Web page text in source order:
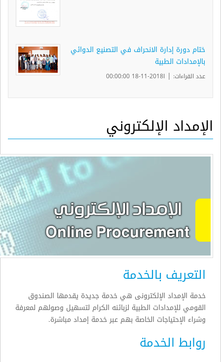
ختام دورة إدارة الانحراف في التصنيع الدوائي
بالإمدادات الطبية
عدد القراءات: | ا2018-11-18 00:00:00
الإمداد الإلكتروني
التعريف بالخدمة
خدمة الإمداد الإلكترونى هي خدمة جديدة يقدمها الصندوق
القومي للإمدادات الطبية لزبائنه الكرام لتسهيل وصولهم لمعرفة
وشراء الإحتياجات الخاصة بهم عبر خدمة إمداد مباشرة.
روابط الخدمة